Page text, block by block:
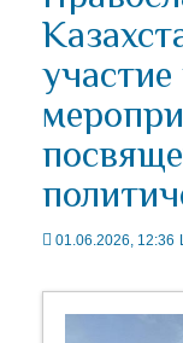
01.06.2026, 12:36